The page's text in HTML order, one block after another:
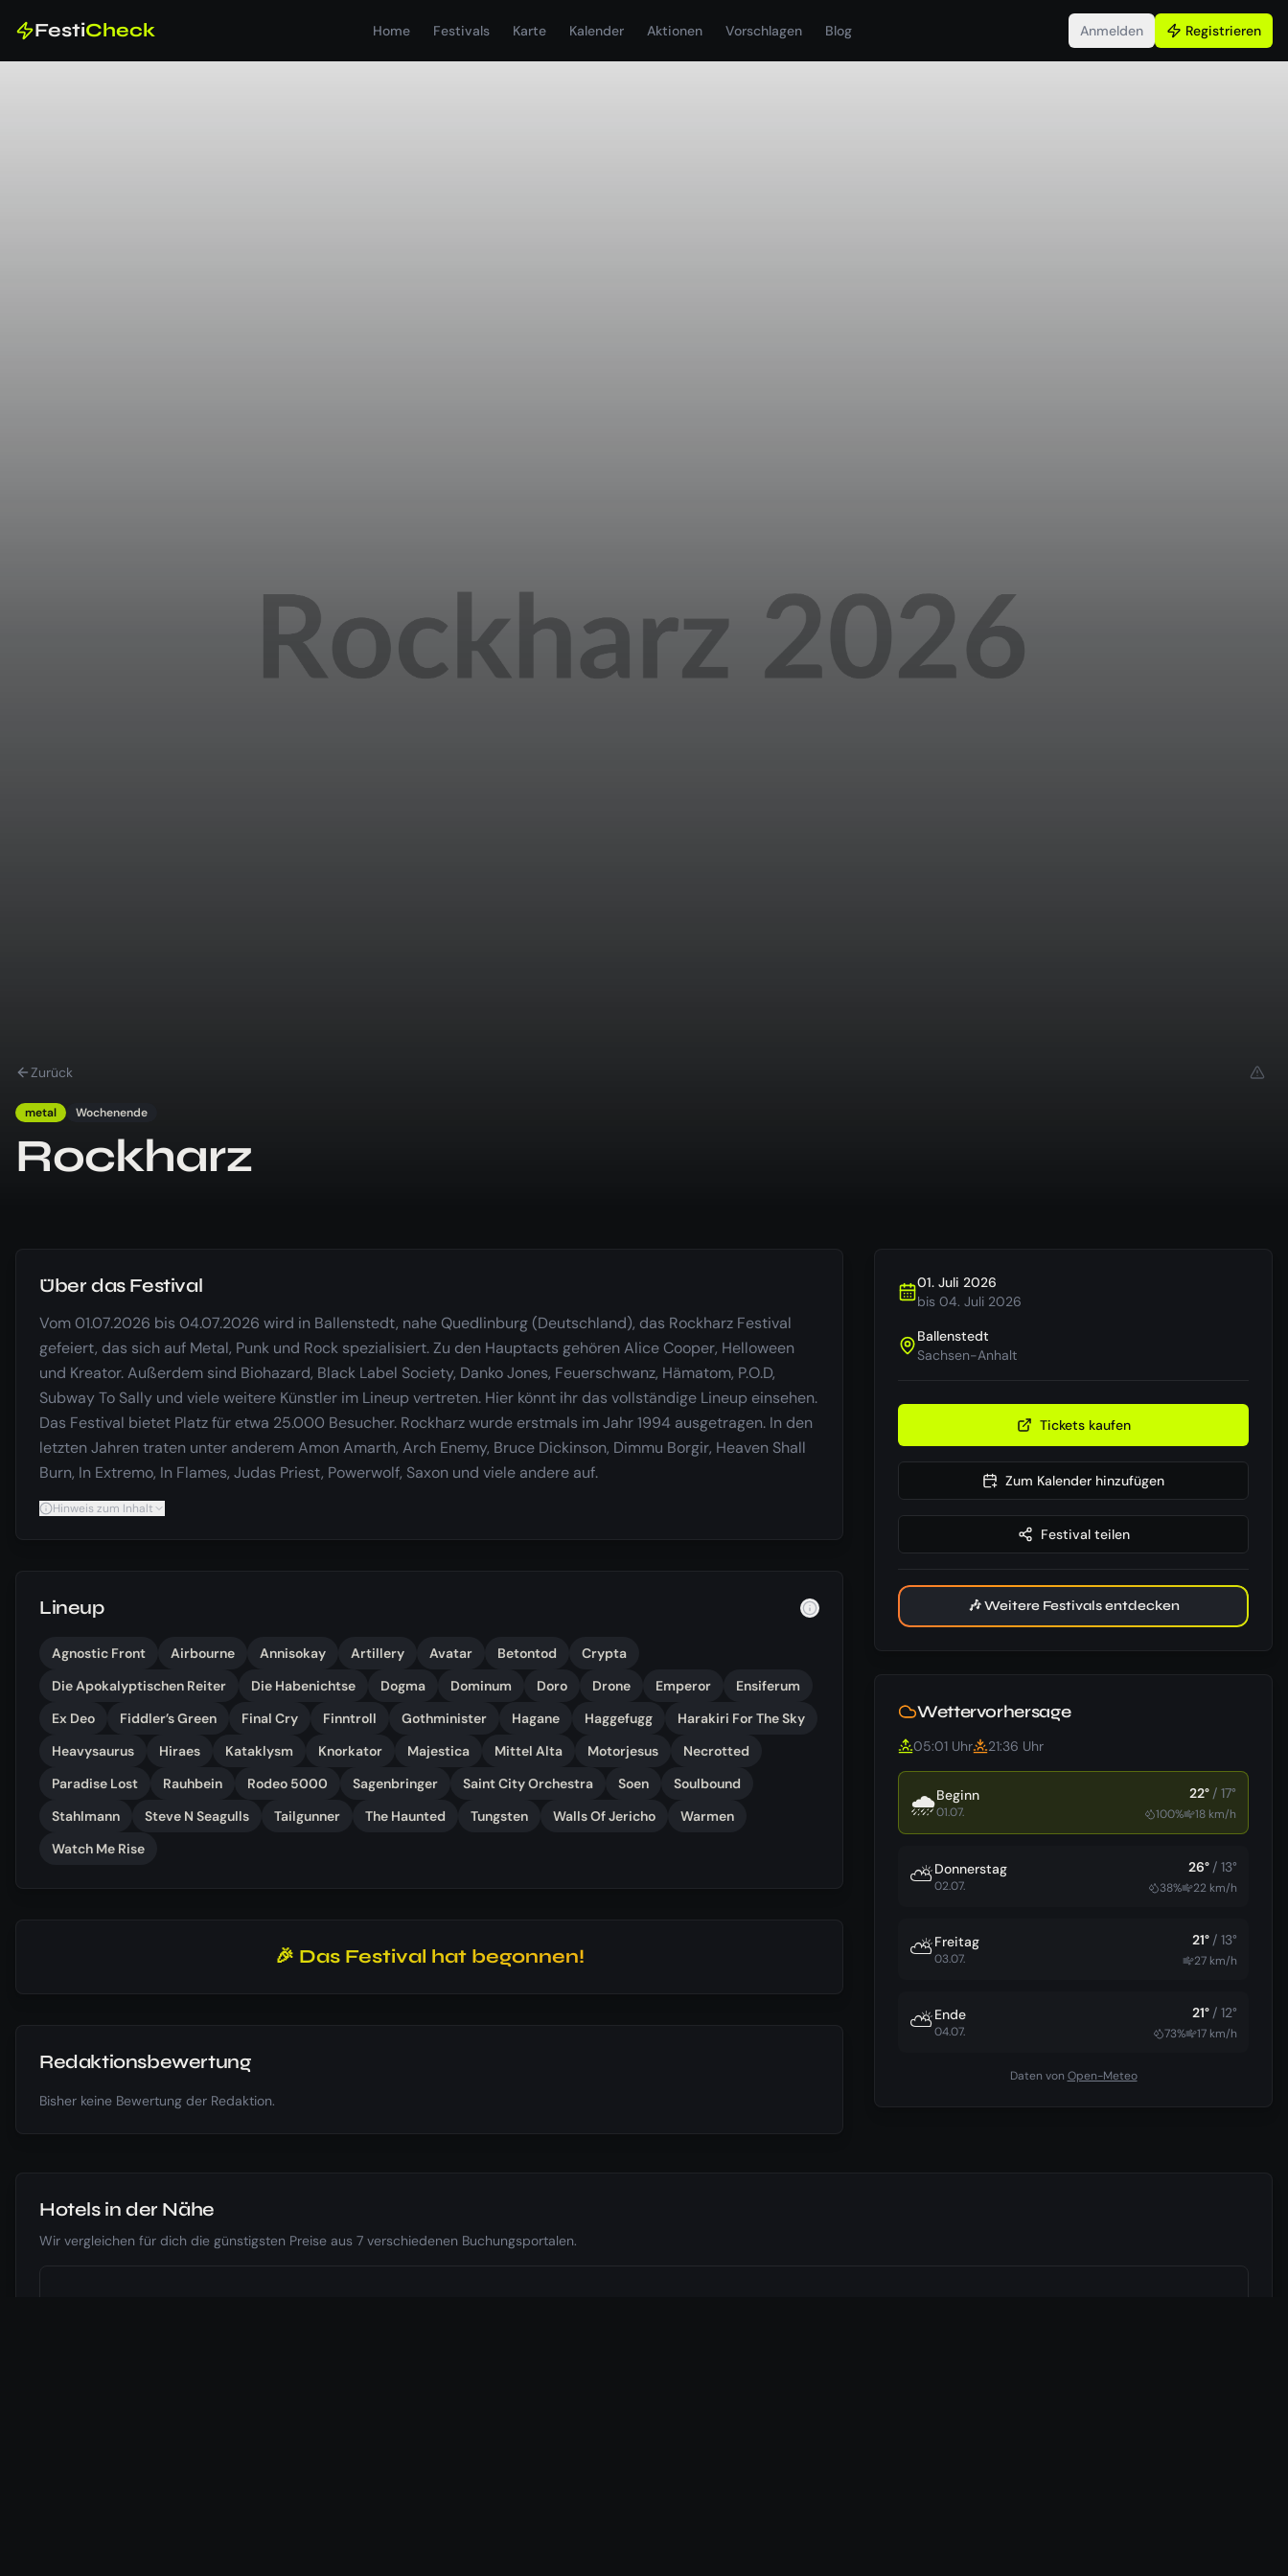
FestiCheck Home Festivals Karte Kalender Aktionen Vorschlagen Blog Anmelden Registrieren
Zurück
metal Wochenende
Rockharz
Über das Festival
Vom 01.07.2026 bis 04.07.2026 wird in Ballenstedt, nahe Quedlinburg (Deutschland), das Rockharz Festival
gefeiert, das sich auf Metal, Punk und Rock spezialisiert. Zu den Hauptacts gehören Alice Cooper, Helloween
und Kreator. Außerdem sind Biohazard, Black Label Society, Danko Jones, Feuerschwanz, Hämatom, P.O.D,
Subway To Sally und viele weitere Künstler im Lineup vertreten. Hier könnt ihr das vollständige Lineup einsehen.
Das Festival bietet Platz für etwa 25.000 Besucher. Rockharz wurde erstmals im Jahr 1994 ausgetragen. In den
letzten Jahren traten unter anderem Amon Amarth, Arch Enemy, Bruce Dickinson, Dimmu Borgir, Heaven Shall
Burn, In Extremo, In Flames, Judas Priest, Powerwolf, Saxon und viele andere auf.
Hinweis zum Inhalt
Lineup
Agnostic Front Airbourne Annisokay Artillery Avatar Betontod
Crypta
Die Apokalyptischen Reiter
Die Habenichtse Dogma Dominum Doro Drone Emperor
Ensiferum
Ex Deo
Fiddler’s Green Final Cry Finntroll Gothminister Hagane Haggefugg
Harakiri For The Sky
Heavysaurus
Hiraes Kataklysm Knorkator Majestica Mittel Alta Motorjesus
Necrotted
Paradise Lost
Rauhbein Rodeo 5000 Sagenbringer Saint City Orchestra Soen
Soulbound
Stahlmann
Steve N Seagulls Tailgunner The Haunted Tungsten Walls Of Jericho
Warmen
Watch Me Rise
🎉 Das Festival hat begonnen!
Redaktionsbewertung
Bisher keine Bewertung der Redaktion.
01. Juli 2026
bis 04. Juli 2026
Ballenstedt
Sachsen-Anhalt
Tickets kaufen
Zum Kalender hinzufügen
Festival teilen
🎶 Weitere Festivals entdecken
Wettervorhersage
05:01 Uhr 21:36 Uhr
🌧️Beginn
01.07.
22° / 17°
100% 18 km/h
⛅Donnerstag
02.07.
26° / 13°
38% 22 km/h
⛅Freitag
03.07.
21° / 13°
27 km/h
⛅Ende
04.07.
21° / 12°
73% 17 km/h
Daten von Open-Meteo
Hotels in der Nähe
Wir vergleichen für dich die günstigsten Preise aus 7 verschiedenen Buchungsportalen.